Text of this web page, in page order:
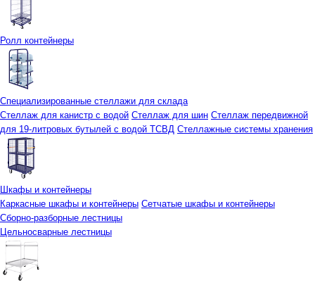
Ролл контейнеры
Специализированные стеллажи для склада
Стеллаж для канистр с водой Стеллаж для шин Стеллаж передвижной
для 19-литровых бутылей с водой ТСВД Стеллажные системы хранения
Шкафы и контейнеры
Каркасные шкафы и контейнеры Сетчатые шкафы и контейнеры
Сборно-разборные лестницы
Цельносварные лестницы